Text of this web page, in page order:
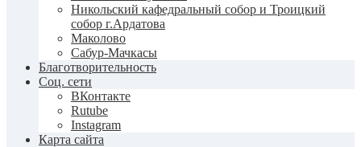
Никольский кафедральный собор и Троицкий
собор г.Ардатова
Маколово
Сабур-Мачкасы
Благотворительность
Соц. сети
ВКонтакте
Rutube
Instagram
Карта сайта